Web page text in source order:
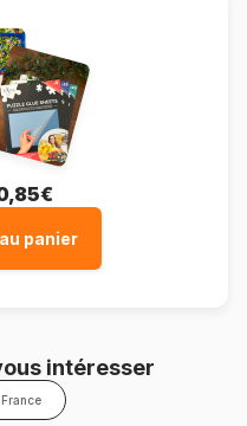
panier
intéresser